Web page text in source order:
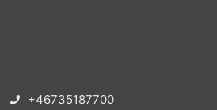
+46735187700